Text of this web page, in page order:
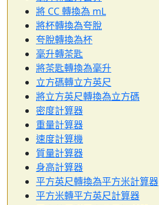
將 CC 轉換為 mL
將杯轉換為夸脫
夸脫轉換為杯
毫升轉茶匙
將茶匙轉換為毫升
立方碼轉立方英尺
將立方英尺轉換為立方碼
密度計算器
重量計算器
速度計算機
質量計算器
身高計算器
平方英尺轉換為平方米計算器
平方米轉平方英尺計算器